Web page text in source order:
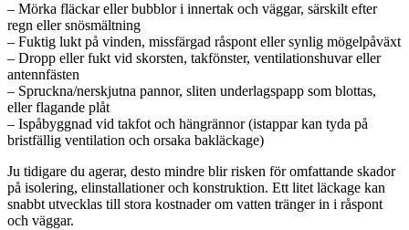
– Mörka fläckar eller bubblor i innertak och väggar, särskilt efter
regn eller snösmältning
– Fuktig lukt på vinden, missfärgad råspont eller synlig mögelpåväxt
– Dropp eller fukt vid skorsten, takfönster, ventilationshuvar eller
antennfästen
– Spruckna/nerskjutna pannor, sliten underlagspapp som blottas,
eller flagande plåt
– Ispåbyggnad vid takfot och hängrännor (istappar kan tyda på
bristfällig ventilation och orsaka bakläckage)
Ju tidigare du agerar, desto mindre blir risken för omfattande skador
på isolering, elinstallationer och konstruktion. Ett litet läckage kan
snabbt utvecklas till stora kostnader om vatten tränger in i råspont
och väggar.